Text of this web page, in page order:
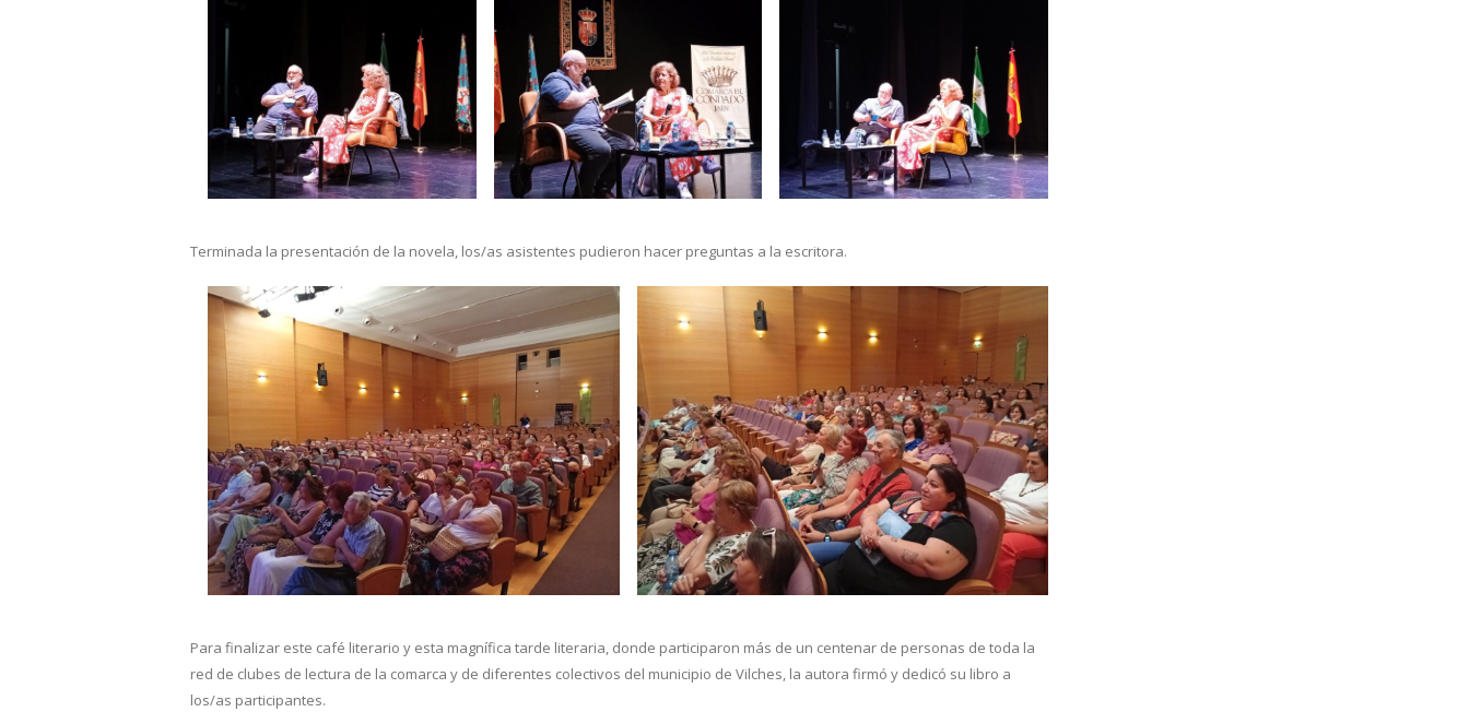
Terminada la presentación de la novela, los/as asistentes pudieron hacer preguntas a la escritora.
Para finalizar este café literario y esta magnífica tarde literaria, donde participaron más de un centenar de personas de toda la
red de clubes de lectura de la comarca y de diferentes colectivos del municipio de Vilches, la autora firmó y dedicó su libro a
los/as participantes.